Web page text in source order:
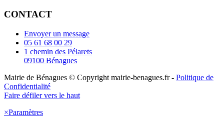
CONTACT
Envoyer un message
05 61 68 00 29
1 chemin des Pélarets
09100 Bénagues
Mairie de Bénagues © Copyright mairie-benagues.fr - Politique de
Confidentialité
Faire défiler vers le haut
×Paramètres